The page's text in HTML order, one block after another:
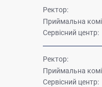
Ректор:
Приймальна
Сервісний центр:
Ректор:
Приймальна
Сервісний центр: